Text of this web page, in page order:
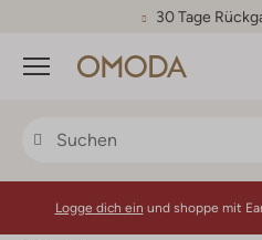
30 Tage
Menü
Logge dich ein und shoppe mit